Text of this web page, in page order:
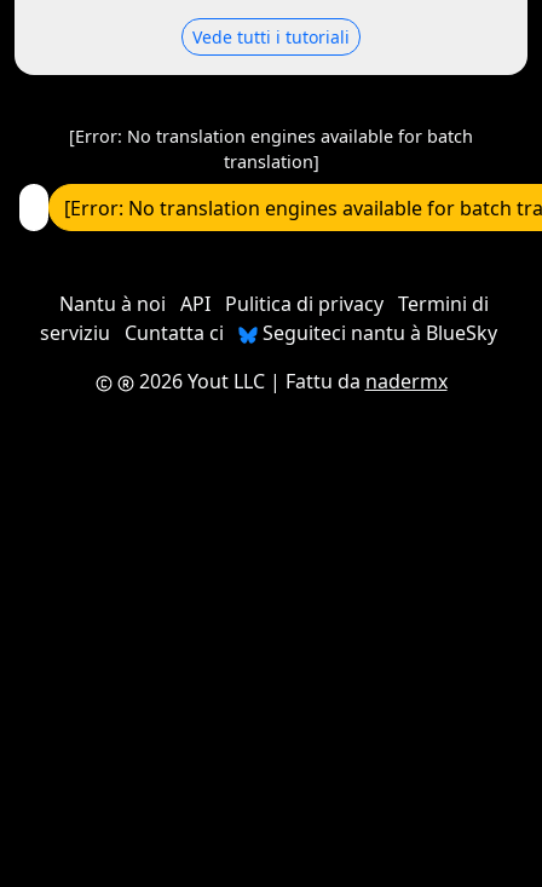
Vede tutti i tutoriali
[Error: No translation engines available for batch
translation]
[Error: No translation engines available for batch
Nantu à noi API Pulitica di privacy Termini di
serviziu
Cuntatta ci
Seguiteci nantu à BlueSky
2026 Yout LLC| Fattu da nadermx